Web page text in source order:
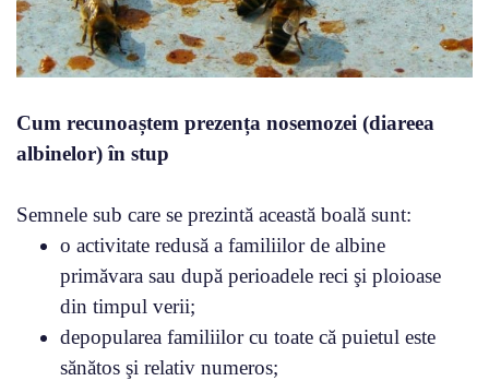
Cum recunoaștem prezența nosemozei (diareea
albinelor) în stup
Semnele sub care se prezintă această boală sunt:
o activitate redusă a familiilor de albine
primăvara sau după perioadele reci şi ploioase
din timpul verii;
depopularea familiilor cu toate că puietul este
sănătos şi relativ numeros;